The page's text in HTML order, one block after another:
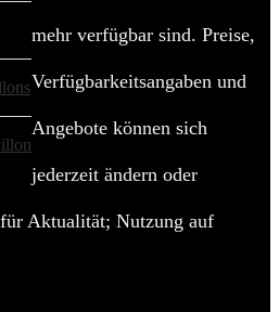
mehr verfügbar sind. Preise,
Verfügbarkeitsangaben und
Angebote können sich
jederzeit ändern oder
Aktualität; Nutzung auf